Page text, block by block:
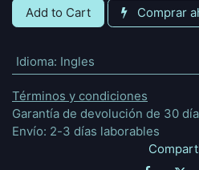
Add to Cart Comprar
Idioma: Ingles
Términos y condiciones
Garantía de devolución de 30
Envío: 2-3 días laborables